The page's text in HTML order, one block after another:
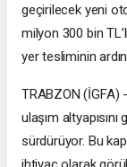
geçirilecek yeni
milyon 300 bin
yer tesliminin
TRABZON (İGFA)
ulaşım
sürdürüyor. Bu